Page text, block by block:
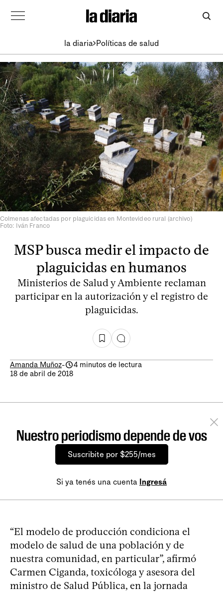
la diaria Políticas de salud
Colmenas afectadas por plaguicidas en Montevideo rural (archivo)
Foto: Iván Franco
MSP busca medir el impacto de
plaguicidas en humanos
Ministerios de Salud y Ambiente reclaman
participar en la autorización y el registro de
plaguicidas.
Amanda Muñoz-
4 minutos de lectura
18 de abril de 2018
Nuestro periodismo depende de vos
Suscribite por $255/mes
Si ya tenés una cuenta Ingresá
“El modelo de producción condiciona el
modelo de salud de una población y de
nuestra comunidad, en particular”, afirmó
Carmen Ciganda, toxicóloga y asesora del
ministro de Salud Pública, en la jornada